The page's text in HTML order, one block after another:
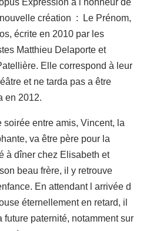
Expression à l honneur de
création : Le Prénom,
écrite en 2010 par les
Matthieu Delaporte et
Elle correspond à leur
et ne tarda pas a être
en 2012.
soirée entre amis, Vincent, la
va être père pour la
à dîner chez Elisabeth et
beau frère, il y retrouve
En attendant l arrivée d
éternellement en retard, il
future paternité, notamment sur